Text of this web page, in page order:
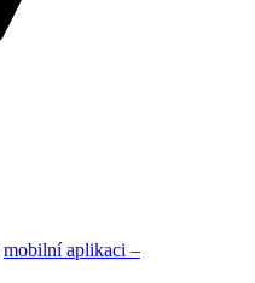
mobilní aplikaci –